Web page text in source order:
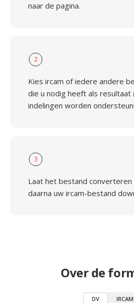
naar de pagina.
2
Kies ircam of iedere andere
die u nodig heeft als resultaat
indelingen worden
3
Laat het bestand
daarna uw ircam-bestand
Over de
DV IRCAM